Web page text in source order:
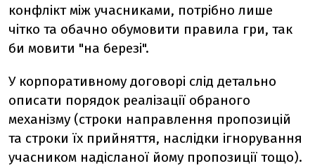
конфлікт між учасниками, потрібно лише
чітко та обачно обумовити правила гри, так
би мовити "на березі".
У корпоративному договорі слід детально
описати порядок реалізації обраного
механізму (строки направлення пропозицій
та строки їх прийняття, наслідки ігнорування
учасником надісланої йому пропозиції тощо).